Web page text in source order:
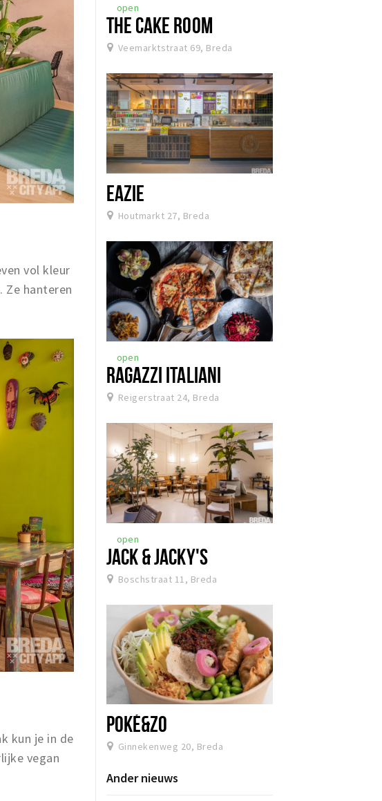
vol kleur
Ze hanteren
kun je in de
vegan
open
THE CAKE ROOM
Veemarktstraat 69, Breda
EAZIE
Houtmarkt 27, Breda
open
RAGAZZI ITALIANI
Reigerstraat 24, Breda
open
JACK & JACKY'S
Boschstraat 11, Breda
POKÉ&ZO
Ginnekenweg 20, Breda
Ander nieuws